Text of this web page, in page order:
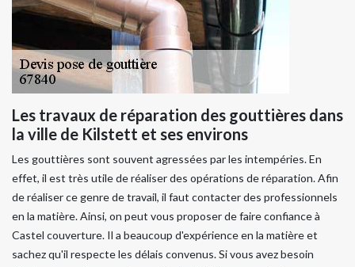
Les travaux de réparation des gouttières dans
la ville de Kilstett et ses environs
Les gouttières sont souvent agressées par les intempéries. En
effet, il est très utile de réaliser des opérations de réparation. Afin
de réaliser ce genre de travail, il faut contacter des professionnels
en la matière. Ainsi, on peut vous proposer de faire confiance à
Castel couverture. Il a beaucoup d'expérience en la matière et
sachez qu'il respecte les délais convenus. Si vous avez besoin